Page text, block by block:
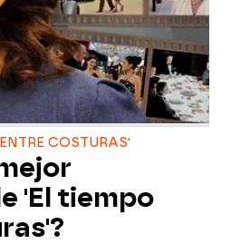
COSTURAS'
'El tiempo